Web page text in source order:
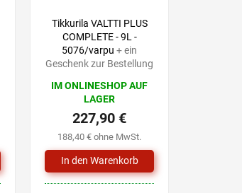
Tikkurila VALTTI PLUS
COMPLETE - 9L -
5076/varpu+ ein
Geschenk zur Bestellung
IM ONLINESHOP AUF
LAGER
188,40 € ohne MwSt.
227,90 €